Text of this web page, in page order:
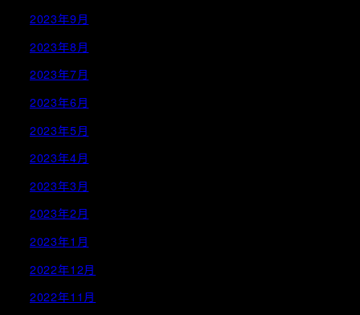
2023年9月
2023年8月
2023年7月
2023年6月
2023年5月
2023年4月
2023年3月
2023年2月
2023年1月
2022年12月
2022年11月